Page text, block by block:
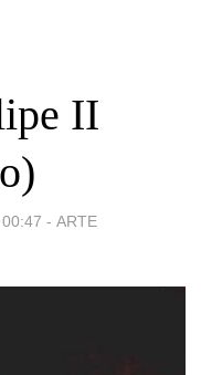
II
- ARTE